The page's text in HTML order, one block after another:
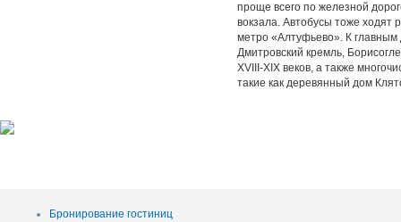
проще всего по железной
вокзала. Автобусы тоже ходят
метро «Алтуфьево». К главным
Дмитровский кремль,
XVIII-XIX веков, а также
такие как деревянный дом
Бронирование гостиниц